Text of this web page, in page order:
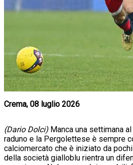
Crema, 08 luglio 2026
(Dario Dolci) Manca una settimana
raduno e la Pergolettese è sempre
calciomercato che è iniziato da
della società gialloblu rientra un